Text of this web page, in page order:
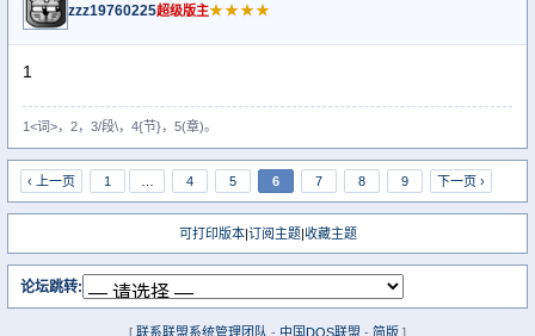
zzz19760225超级版主★★★★
1
1<词>，2，3/段\，4{节}，5(章)。
‹ 上一页 1 4 5 6 7 8 9 下一页 ›
可打印版本| 订阅主题| 收藏主题
论坛跳转:
[ 联系联盟系统管理团队 - 中国DOS联盟 - 简版 ]